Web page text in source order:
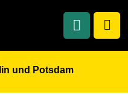
und Potsdam